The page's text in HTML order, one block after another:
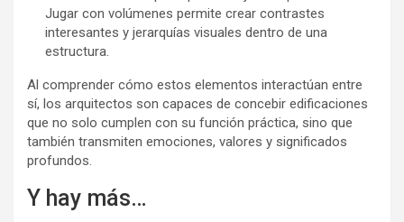
Jugar con volúmenes permite crear contrastes
interesantes y jerarquías visuales dentro de una
estructura.
Al comprender cómo estos elementos interactúan entre
sí, los arquitectos son capaces de concebir edificaciones
que no solo cumplen con su función práctica, sino que
también transmiten emociones, valores y significados
profundos.
Y hay más…